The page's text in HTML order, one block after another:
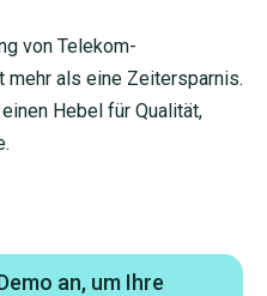
von Telekom-
als eine Zeitersparnis.
Hebel für Qualität,
an, um Ihre